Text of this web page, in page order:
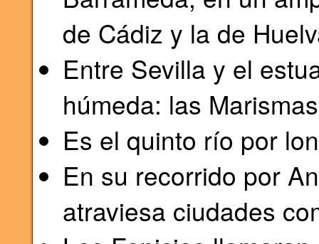
de Cádiz y la de
Entre Sevilla y el
húmeda: las
Es el quinto río por
En su recorrido por
atraviesa ciudades